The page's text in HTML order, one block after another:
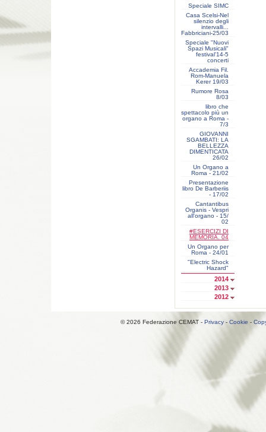
Speciale SIMC
Casa Scelsi-Nel
silenzio degli
intervalli...
Fabbriciani-25/03
Speciale "Nuovi
Spazi Musicali"
festival'14-5
concerti
Accademia Fil.
Rom-Manuela
Kerer 19/03
Rumore Rosa
8/03
libro che
spettacolo più un
organo a Roma -
7/3
GIOVANNI
SGAMBATI: LA
BELLEZZA
DIMENTICATA
26/02
Un Organo a
Roma - 21/02
Presentazione
libro De Barberiis
- 17/02
Cantantibus
Organis - Vespri
all'organo - 15/
02
#ESERCIZI DI
MEMORIA. 04
Un Organo per
Roma - 24/01
"Electric Shock
Hazard"
2014
2013
2012
© 2026 Federazione CEMAT - Privacy - Cookie -